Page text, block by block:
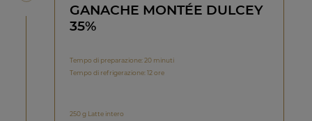
GANACHE MONTÉE DULCEY
35%
Tempo di preparazione: 20 minuti
Tempo di refrigerazione: 12 ore
250 g Latte intero